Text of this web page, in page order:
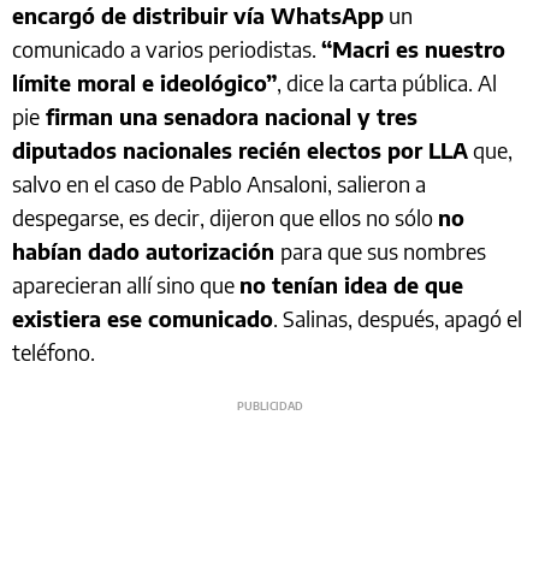
encargó de distribuir vía WhatsApp un
comunicado a varios periodistas. “Macri es nuestro
límite moral e ideológico”, dice la carta pública. Al
pie firman una senadora nacional y tres
diputados nacionales recién electos por LLAque,
salvo en el caso de Pablo Ansaloni, salieron a
despegarse, es decir, dijeron que ellos no sólo no
habían dado autorización para que sus nombres
aparecieran allí sino que no tenían idea de que
existiera ese comunicado. Salinas, después, apagó el
teléfono.